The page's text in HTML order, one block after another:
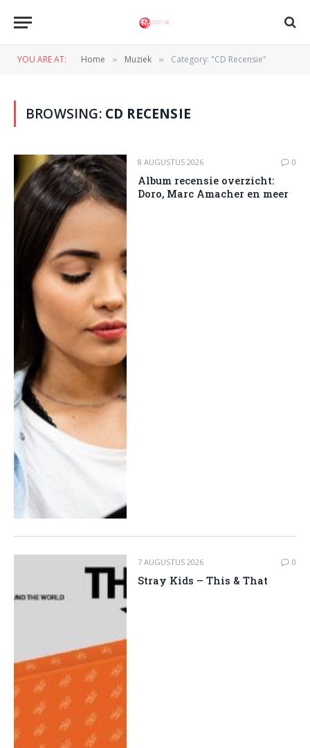
YOU ARE AT: Home » Muziek » Category: "CD Recensie"
BROWSING: CD RECENSIE
8 AUGUSTUS 2026 0
Album recensie overzicht:
Doro, Marc Amacher en meer
7 AUGUSTUS 2026 0
Stray Kids – This & That